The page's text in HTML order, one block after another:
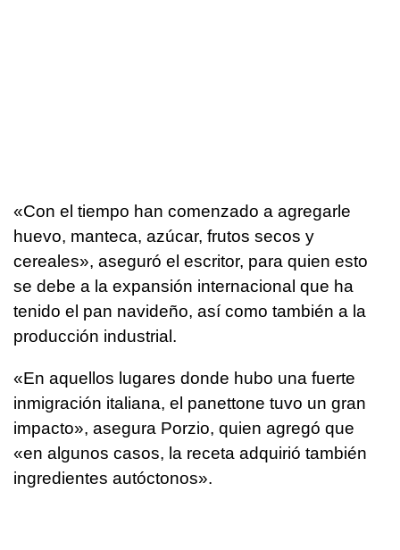
«Con el tiempo han comenzado a agregarle
huevo, manteca, azúcar, frutos secos y
cereales», aseguró el escritor, para quien esto
se debe a la expansión internacional que ha
tenido el pan navideño, así como también a la
producción industrial.
«En aquellos lugares donde hubo una fuerte
inmigración italiana, el panettone tuvo un gran
impacto», asegura Porzio, quien agregó que
«en algunos casos, la receta adquirió también
ingredientes autóctonos».